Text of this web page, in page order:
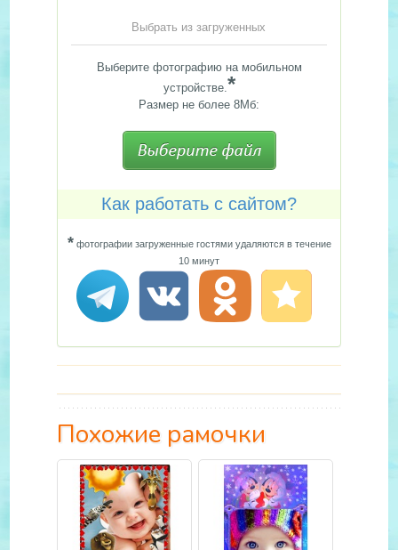
Выбрать из загруженных
Выберите фотографию на мобильном
устройстве.*
Размер не более 8Мб:
Как работать с сайтом?
*фотографии загруженные гостями удаляются в течение
10 минут
Похожие рамочки